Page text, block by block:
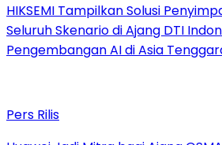
HIKSEMI Tampilkan Solusi
Seluruh Skenario di Ajang DTI
Pengembangan AI di Asia
Pers Rilis